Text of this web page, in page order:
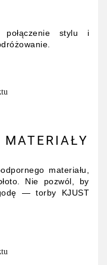
połączenie stylu i
materiału,
Nie pozwól, by
— torby KJUST